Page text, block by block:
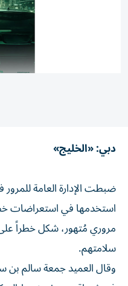
دبي: «الخليج»
ضبطت الإدارة العامة
استخدمها في استعراضات
مروري مُتهور، شكل خطراً
سلامتهم.
وقال العميد جمعة سالم بن